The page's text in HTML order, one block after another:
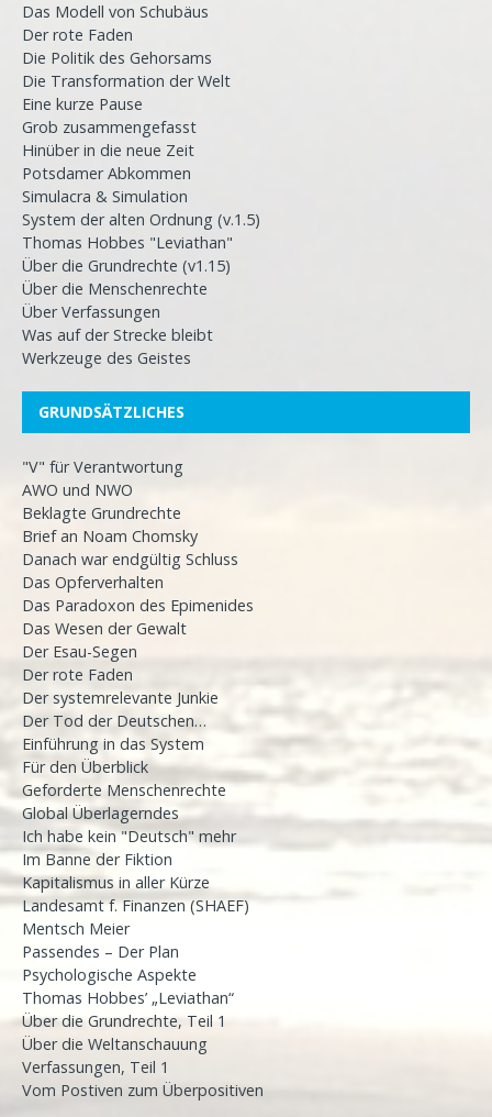
Das Modell von Schubäus
Der rote Faden
Die Politik des Gehorsams
Die Transformation der Welt
Eine kurze Pause
Grob zusammengefasst
Hinüber in die neue Zeit
Potsdamer Abkommen
Simulacra & Simulation
System der alten Ordnung (v.1.5)
Thomas Hobbes "Leviathan"
Über die Grundrechte (v1.15)
Über die Menschenrechte
Über Verfassungen
Was auf der Strecke bleibt
Werkzeuge des Geistes
GRUNDSÄTZLICHES
"V" für Verantwortung
AWO und NWO
Beklagte Grundrechte
Brief an Noam Chomsky
Danach war endgültig Schluss
Das Opferverhalten
Das Paradoxon des Epimenides
Das Wesen der Gewalt
Der Esau-Segen
Der rote Faden
Der systemrelevante Junkie
Der Tod der Deutschen…
Einführung in das System
Für den Überblick
Geforderte Menschenrechte
Global Überlagerndes
Ich habe kein "Deutsch" mehr
Im Banne der Fiktion
Kapitalismus in aller Kürze
Landesamt f. Finanzen (SHAEF)
Mentsch Meier
Passendes – Der Plan
Psychologische Aspekte
Thomas Hobbes’ „Leviathan“
Über die Grundrechte, Teil 1
Über die Weltanschauung
Verfassungen, Teil 1
Vom Postiven zum Überpositiven